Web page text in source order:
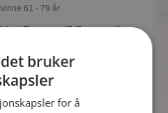
61 - 79 år
Roar med? Som medlem
om de single.
bruker
for å